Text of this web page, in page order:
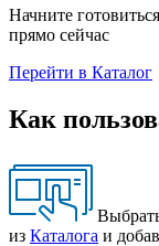
Начните готовиться
прямо сейчас
Перейти в Каталог
Как
из Каталога и